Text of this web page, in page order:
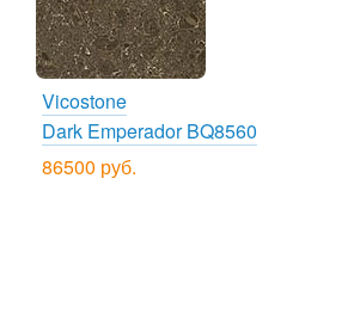
Vicostone
Dark Emperador BQ8560
86500 руб.